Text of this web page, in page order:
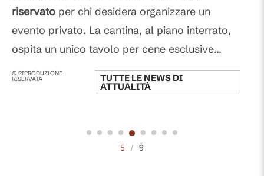
riservato per chi desidera organizzare un
evento privato. La cantina, al piano interrato,
ospita un unico tavolo per cene esclusive...
© RIPRODUZIONE
RISERVATA TUTTE LE NEWS DI
ATTUALITÀ
5 / 9